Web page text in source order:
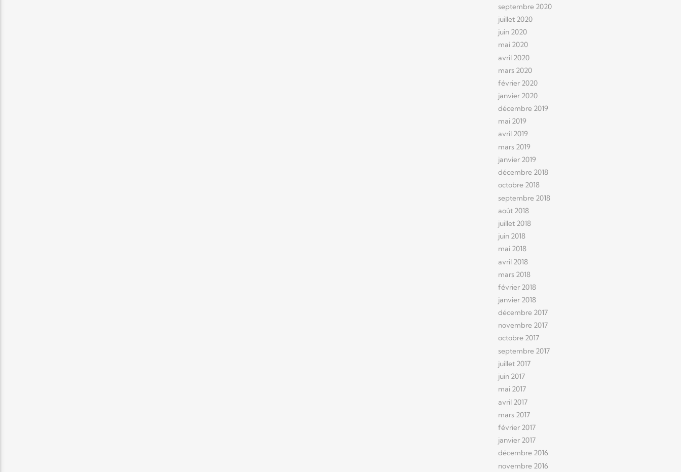
septembre 2020
juillet 2020
juin 2020
mai 2020
avril 2020
mars 2020
février 2020
janvier 2020
décembre 2019
mai 2019
avril 2019
mars 2019
janvier 2019
décembre 2018
octobre 2018
septembre 2018
août 2018
juillet 2018
juin 2018
mai 2018
avril 2018
mars 2018
février 2018
janvier 2018
décembre 2017
novembre 2017
octobre 2017
septembre 2017
juillet 2017
juin 2017
mai 2017
avril 2017
mars 2017
février 2017
janvier 2017
décembre 2016
novembre 2016